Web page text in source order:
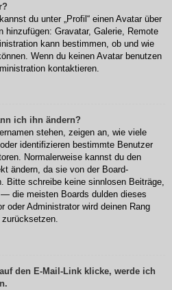
du unter „Profil“ einen Avatar über
hinzufügen: Gravatar, Galerie, Remote
kann bestimmen, ob und wie
Wenn du keinen Avatar benutzen
kontaktieren.
ich ihn ändern?
stehen, zeigen an, wie viele
identifizieren bestimmte Benutzer
Normalerweise kannst du den
ändern, da sie von der Board-
Bitte schreibe keine sinnlosen Beiträge,
die meisten Boards dulden dieses
oder Administrator wird deinen Rang
den E-Mail-Link klicke, werde ich